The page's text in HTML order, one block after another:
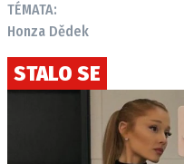
TÉMATA:
Honza Dědek
STALO SE